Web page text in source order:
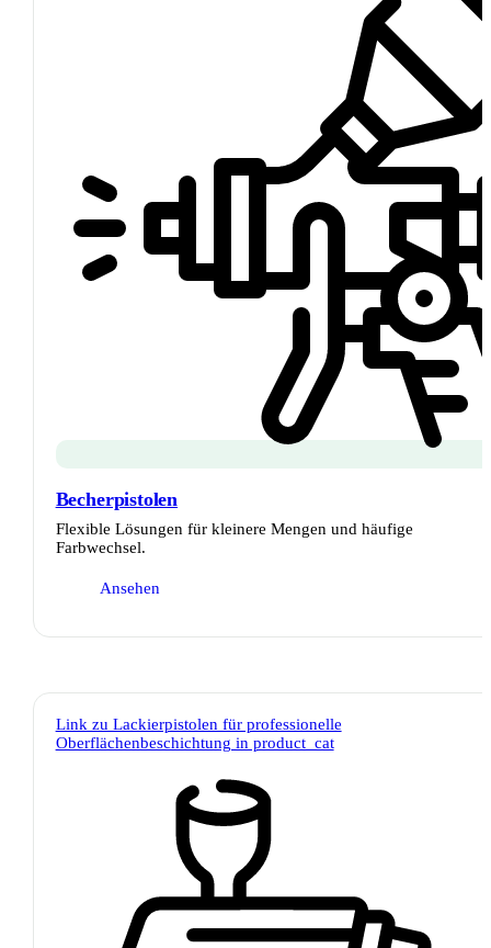
Becherpistolen
Flexible Lösungen für kleinere Mengen und häufige
Farbwechsel.
Ansehen
Link zu Lackierpistolen für professionelle
Oberflächenbeschichtung in product_cat